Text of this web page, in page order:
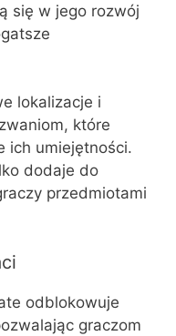
się w jego rozwój
lokalizacje i
które
ich umiejętności.
dodaje do
przedmiotami
odblokowuje
graczom